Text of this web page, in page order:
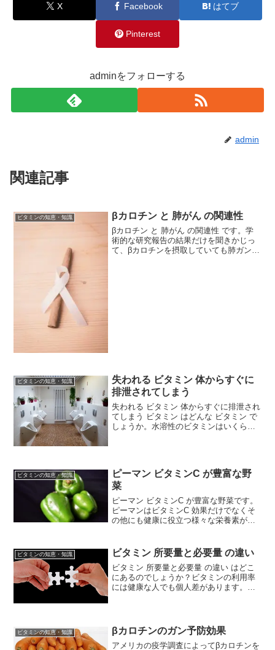
X Facebook はてブ
Pinterest
adminをフォローする
admin
関連記事
ビタミンの知恵・知識 βカロチン と 肺がん の関連性
βカロチン と 肺がん の関連性 です。学
術的な研究報告の結果だけを聞きかじっ
て、βカロチンを摂取していても肺ガンに
ビタミンの知恵・知識
失われる ビタミン 体からすぐに
排泄されてしまう
失われる ビタミン 体からすぐに排泄され
てしまう ビタミン はどんな ビタミン で
しょうか。水溶性のビタミンはいくら大
ビタミンの知恵・知識
ピーマン ビタミンC が豊富な野
菜
ピーマン ビタミンC が豊富な野菜です。
ピーマンはビタミンC 効果だけでなくそ
の他にも健康に役立つ様々な栄養素が含
ーマン ビタミンC が多いピーマンの独特
な香りは「ピラ...
ビタミンの知恵・知識 ビタミン 所要量と必要量 の違い
ビタミン 所要量と必要量 の違い はどこ
にあるのでしょうか？ビタミンの利用率
には健康な人でも個人差があります。年
す。所要...
ビタミンの知恵・知識 βカロチンのガン予防効果
アメリカの疫学調査によってβカロチンを